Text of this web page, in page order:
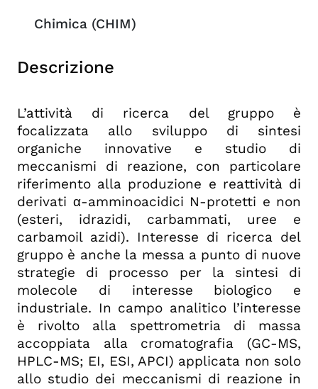
Chimica (CHIM)
Descrizione
L’attività di ricerca del gruppo è
focalizzata allo sviluppo di sintesi
organiche innovative e studio di
meccanismi di reazione, con particolare
riferimento alla produzione e reattività di
derivati α-amminoacidici N-protetti e non
(esteri, idrazidi, carbammati, uree e
carbamoil azidi). Interesse di ricerca del
gruppo è anche la messa a punto di nuove
strategie di processo per la sintesi di
molecole di interesse biologico e
industriale. In campo analitico l’interesse
è rivolto alla spettrometria di massa
accoppiata alla cromatografia (GC-MS,
HPLC-MS; EI, ESI, APCI) applicata non solo
allo studio dei meccanismi di reazione in